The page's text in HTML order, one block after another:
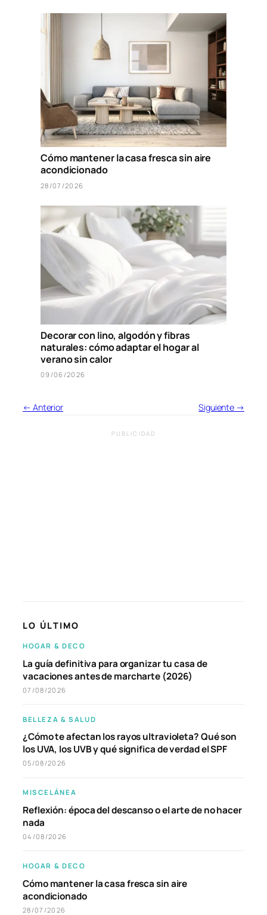
Cómo mantener la casa fresca sin aire
acondicionado
28/07/2026
Decorar con lino, algodón y fibras
naturales: cómo adaptar el hogar al
verano sin calor
09/06/2026
← Anterior Siguiente →
PUBLICIDAD
LO ÚLTIMO
HOGAR & DECO
La guía definitiva para organizar tu casa de
vacaciones antes de marcharte (2026)
07/08/2026
BELLEZA & SALUD
¿Cómo te afectan los rayos ultravioleta? Qué son
los UVA, los UVB y qué significa de verdad el SPF
05/08/2026
MISCELÁNEA
Reflexión: época del descanso o el arte de no hacer
nada
04/08/2026
HOGAR & DECO
Cómo mantener la casa fresca sin aire
acondicionado
28/07/2026